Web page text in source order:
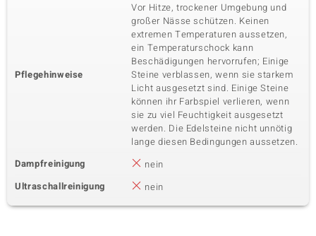
Pflegehinweise
Vor Hitze, trockener Umgebung und
großer Nässe schützen. Keinen
extremen Temperaturen aussetzen,
ein Temperaturschock kann
Beschädigungen hervorrufen; Einige
Steine verblassen, wenn sie starkem
Licht ausgesetzt sind. Einige Steine
können ihr Farbspiel verlieren, wenn
sie zu viel Feuchtigkeit ausgesetzt
werden. Die Edelsteine nicht unnötig
lange diesen Bedingungen aussetzen.
Dampfreinigung
nein
Ultraschallreinigung
nein